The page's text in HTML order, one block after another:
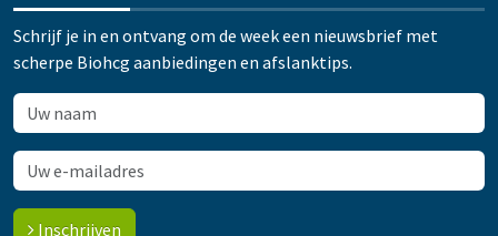
Schrijf je in en ontvang om de week een nieuwsbrief met
scherpe Biohcg aanbiedingen en afslanktips.
Inschrijven